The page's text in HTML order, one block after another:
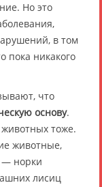
Но это
в том
пока никакого
что
основу.
тоже.
животные,
— норки
лисиц